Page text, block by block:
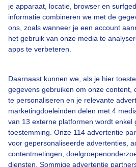
je apparaat, locatie, browser en
informatie combineren we met de
ons, zoals wanneer je een account
het gebruik van onze media te
apps te verbeteren.
Daarnaast kunnen we, als je hier
gegevens gebruiken om onze content,
te personaliseren en je relevante
marketingdoeleinden delen met 4
van 13 externe platformen wordt enkel
toestemming. Onze 114 advertentie
voor gepersonaliseerde advertenties,
contentmetingen,
diensten. Sommige advertentie
Bekijk slideshow
Een moment